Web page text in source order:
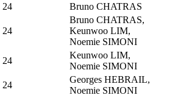
24 Bruno CHATRAS
24
Bruno CHATRAS,
Keunwoo LIM,
Noemie SIMONI
24
Keunwoo LIM,
Noemie SIMONI
24
Georges HEBRAIL,
Noemie SIMONI